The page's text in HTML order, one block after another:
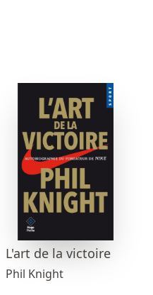
L'art de la victoire
Phil Knight